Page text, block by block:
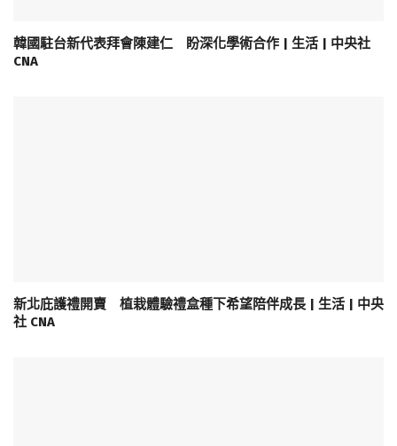
韓國駐台新代表拜會陳建仁 盼深化學術合作 | 生活 | 中央社
CNA
新北庇護禮開賣 植栽體驗禮盒種下希望陪伴成長 | 生活 | 中央
社 CNA